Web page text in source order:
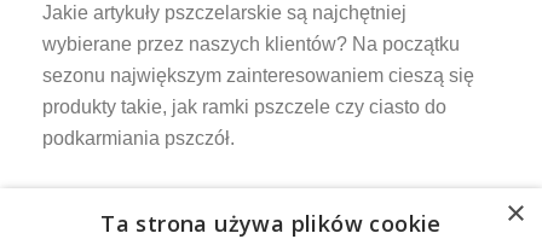
Jakie artykuły pszczelarskie są najchętniej
wybierane przez naszych klientów? Na początku
sezonu największym zainteresowaniem cieszą się
produkty takie, jak ramki pszczele czy ciasto do
podkarmiania pszczół.
×
Ta strona używa plików cookie